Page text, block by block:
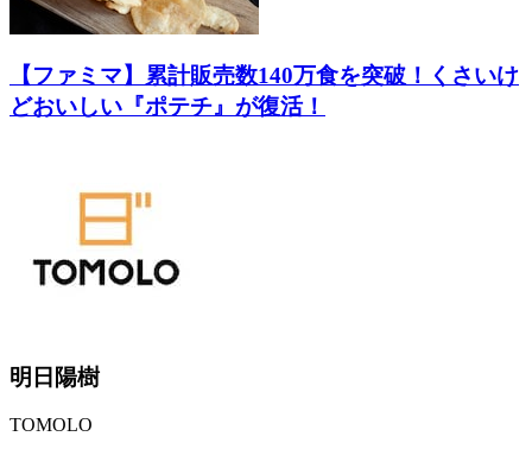
【ファミマ】累計販売数140万食を突破！くさいけ
どおいしい『ポテチ』が復活！
明日陽樹
TOMOLO